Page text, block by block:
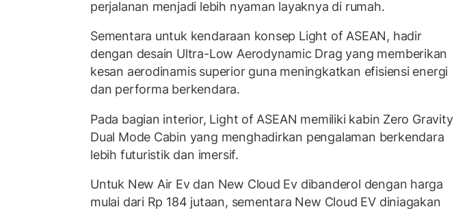
perjalanan menjadi lebih nyaman layaknya di rumah.
Sementara untuk kendaraan konsep Light of ASEAN, hadir
dengan desain Ultra-Low Aerodynamic Drag yang memberikan
kesan aerodinamis superior guna meningkatkan efisiensi energi
dan performa berkendara.
Pada bagian interior, Light of ASEAN memiliki kabin Zero Gravity
Dual Mode Cabin yang menghadirkan pengalaman berkendara
lebih futuristik dan imersif.
Untuk New Air Ev dan New Cloud Ev dibanderol dengan harga
mulai dari Rp 184 jutaan, sementara New Cloud EV diniagakan